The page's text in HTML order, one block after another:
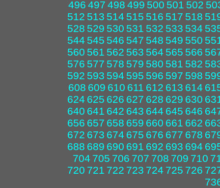
496 497 498 499 500 501 502
512 513 514 515 516 517 518
528 529 530 531 532 533 534
544 545 546 547 548 549 550
560 561 562 563 564 565 566
576 577 578 579 580 581 582
592 593 594 595 596 597 598
608 609 610 611 612 613 614
624 625 626 627 628 629 630
640 641 642 643 644 645 646
656 657 658 659 660 661 662
672 673 674 675 676 677 678
688 689 690 691 692 693 694
704 705 706 707 708 709 710
720 721 722 723 724 725 726